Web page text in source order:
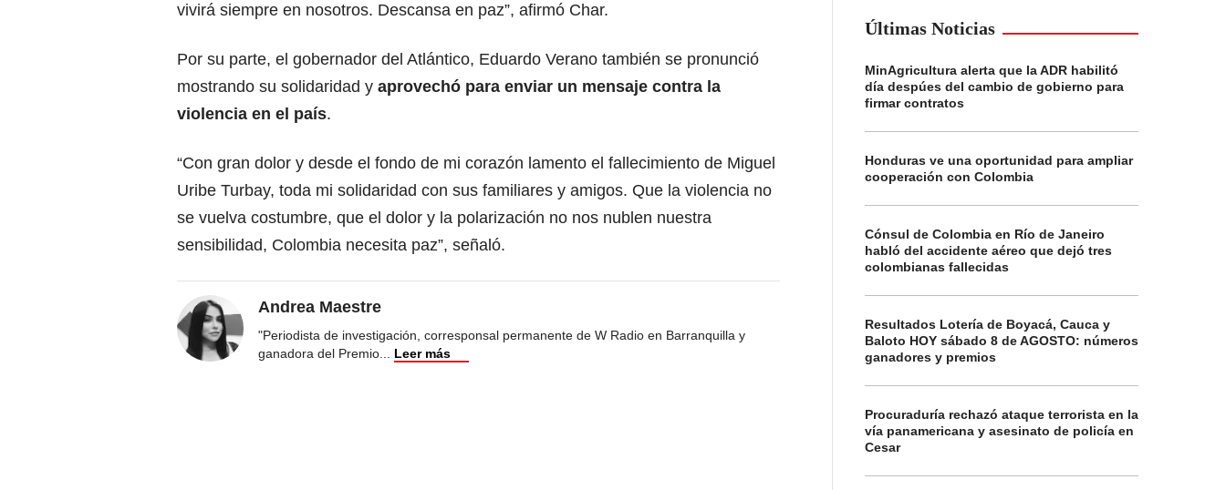
vivirá siempre en nosotros. Descansa en paz”, afirmó Char.
Por su parte, el gobernador del Atlántico, Eduardo Verano también se pronunció
mostrando su solidaridad y aprovechó para enviar un mensaje contra la
violencia en el país.
“Con gran dolor y desde el fondo de mi corazón lamento el fallecimiento de Miguel
Uribe Turbay, toda mi solidaridad con sus familiares y amigos. Que la violencia no
se vuelva costumbre, que el dolor y la polarización no nos nublen nuestra
sensibilidad, Colombia necesita paz”, señaló.
Andrea Maestre
"Periodista de investigación, corresponsal permanente de W Radio en Barranquilla y
ganadora del Premio... Leer más
Últimas Noticias
MinAgricultura alerta que la ADR habilitó
día despúes del cambio de gobierno para
firmar contratos
Honduras ve una oportunidad para ampliar
cooperación con Colombia
Cónsul de Colombia en Río de Janeiro
habló del accidente aéreo que dejó tres
colombianas fallecidas
Resultados Lotería de Boyacá, Cauca y
Baloto HOY sábado 8 de AGOSTO: números
ganadores y premios
Procuraduría rechazó ataque terrorista en la
vía panamericana y asesinato de policía en
Cesar